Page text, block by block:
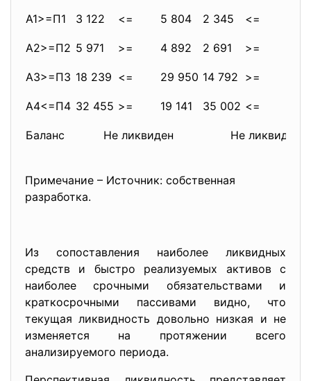
А1>=П1 3 122 <= 5 804 2 345 <=
А2>=П2 5 971 >= 4 892 2 691 >=
А3>=П3 18 239 <= 29 950 14 792 >=
А4<=П4 32 455 >= 19 141 35 002 <=
Баланс Не ликвиден Не ликвиден
Примечание – Источник: собственная
разработка.
Из сопоставления наиболее ликвидных
средств и быстро реализуемых активов с
наиболее срочными обязательствами и
краткосрочными пассивами видно, что
текущая ликвидность довольно низкая и не
изменяется на протяжении всего
анализируемого периода.